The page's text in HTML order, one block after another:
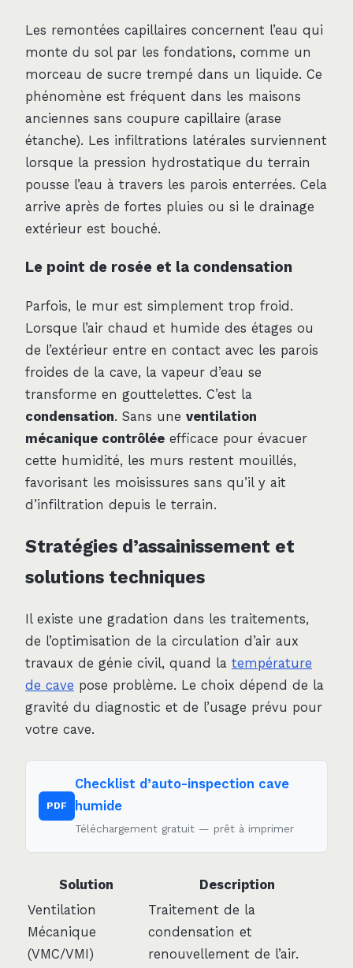
Les remontées capillaires concernent l’eau qui
monte du sol par les fondations, comme un
morceau de sucre trempé dans un liquide. Ce
phénomène est fréquent dans les maisons
anciennes sans coupure capillaire (arase
étanche). Les infiltrations latérales surviennent
lorsque la pression hydrostatique du terrain
pousse l’eau à travers les parois enterrées. Cela
arrive après de fortes pluies ou si le drainage
extérieur est bouché.
Le point de rosée et la condensation
Parfois, le mur est simplement trop froid.
Lorsque l’air chaud et humide des étages ou
de l’extérieur entre en contact avec les parois
froides de la cave, la vapeur d’eau se
transforme en gouttelettes. C’est la
condensation. Sans une ventilation
mécanique contrôlée efficace pour évacuer
cette humidité, les murs restent mouillés,
favorisant les moisissures sans qu’il y ait
d’infiltration depuis le terrain.
Stratégies d’assainissement et
solutions techniques
Il existe une gradation dans les traitements,
de l’optimisation de la circulation d’air aux
travaux de génie civil, quand la température
de cave pose problème. Le choix dépend de la
gravité du diagnostic et de l’usage prévu pour
votre cave.
PDF
Checklist d’auto-inspection cave
humide
Téléchargement gratuit — prêt à imprimer
Solution
Description
Ventilation
Mécanique
(VMC/VMI)
Traitement de la
condensation et
renouvellement de l’air.